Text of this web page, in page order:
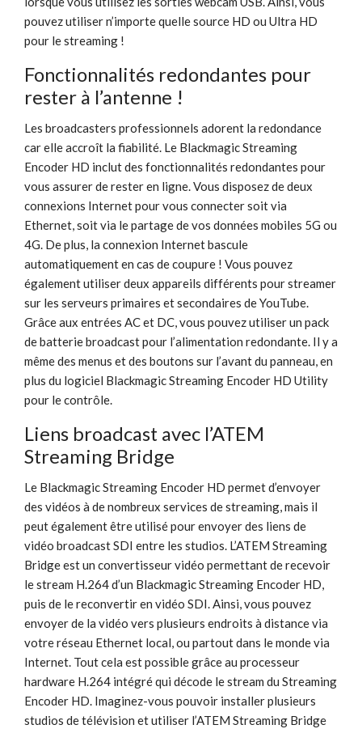
pouvez utiliser n’importe quelle source HD ou Ultra HD
pour le streaming !
Fonctionnalités redondantes pour
rester à l’antenne !
Les broadcasters professionnels adorent la redondance
car elle accroît la fiabilité. Le Blackmagic Streaming
Encoder HD inclut des fonctionnalités redondantes pour
vous assurer de rester en ligne. Vous disposez de deux
connexions Internet pour vous connecter soit via
Ethernet, soit via le partage de vos données mobiles 5G ou
4G. De plus, la connexion Internet bascule
automatiquement en cas de coupure ! Vous pouvez
également utiliser deux appareils différents pour streamer
sur les serveurs primaires et secondaires de YouTube.
Grâce aux entrées AC et DC, vous pouvez utiliser un pack
de batterie broadcast pour l’alimentation redondante. Il y a
même des menus et des boutons sur l’avant du panneau, en
plus du logiciel Blackmagic Streaming Encoder HD Utility
pour le contrôle.
Liens broadcast avec l’ATEM
Streaming Bridge
Le Blackmagic Streaming Encoder HD permet d’envoyer
des vidéos à de nombreux services de streaming, mais il
peut également être utilisé pour envoyer des liens de
vidéo broadcast SDI entre les studios. L’ATEM Streaming
Bridge est un convertisseur vidéo permettant de recevoir
le stream H.264 d’un Blackmagic Streaming Encoder HD,
puis de le reconvertir en vidéo SDI. Ainsi, vous pouvez
envoyer de la vidéo vers plusieurs endroits à distance via
votre réseau Ethernet local, ou partout dans le monde via
Internet. Tout cela est possible grâce au processeur
hardware H.264 intégré qui décode le stream du Streaming
Encoder HD. Imaginez-vous pouvoir installer plusieurs
studios de télévision et utiliser l’ATEM Streaming Bridge